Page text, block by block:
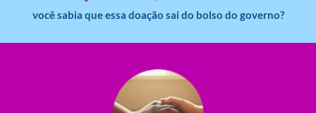
você sabia que essa doação sai do bolso do governo?